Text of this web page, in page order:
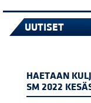
UUTISET
HAETAAN
SM 2022